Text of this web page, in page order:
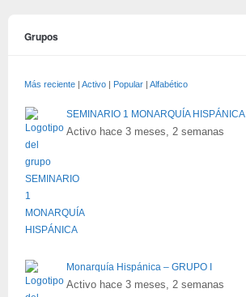
Grupos
Más reciente Activo Popular Alfabético
SEMINARIO 1 MONARQUÍA HISPÁNICA
Activo hace 3 meses, 2 semanas
Monarquía Hispánica – GRUPO I
Activo hace 3 meses, 2 semanas